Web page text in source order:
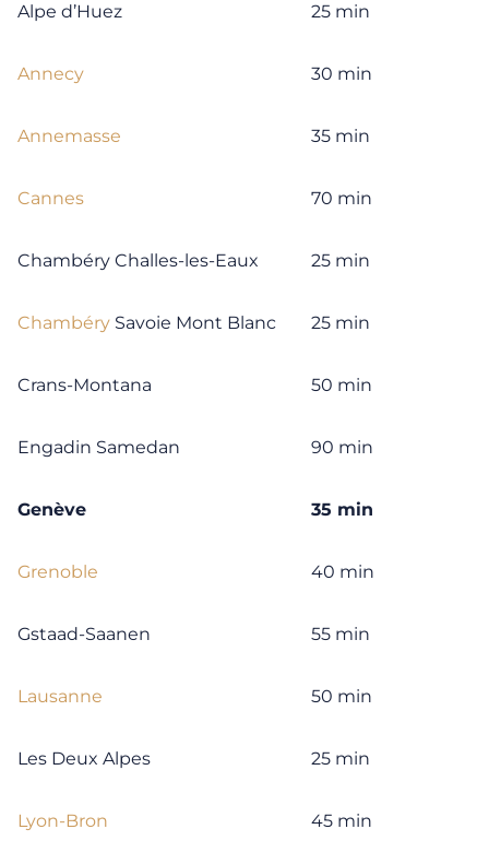
Alpe d’Huez 25 min
Annecy 30 min
Annemasse 35 min
Cannes 70 min
Chambéry Challes-les-Eaux 25 min
Chambéry Savoie Mont Blanc 25 min
Crans-Montana 50 min
Engadin Samedan 90 min
Genève 35 min
Grenoble 40 min
Gstaad-Saanen 55 min
Lausanne 50 min
Les Deux Alpes 25 min
Lyon-Bron 45 min